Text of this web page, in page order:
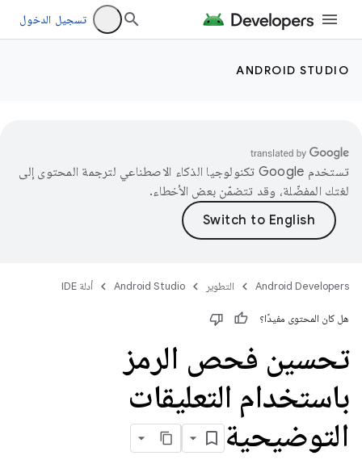
تسجيل الدخول
ANDROID STUDIO
تستخدم Google تكنولوجيا الذكاء الاصطناعي لترجمة المحتوى إلى
لغتك المفضّلة، وقد تتضمّن بعض الأخطاء.
Android Developers التطوير Android Studio أدلة IDE
هل كان المحتوى مفيدًا؟
تحسين فحص الرمز
باستخدام التعليقات
التوضيحية